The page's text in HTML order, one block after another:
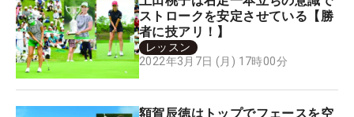
ストロークを安定させている【勝
者に技アリ！】
レッスン
2022年3月7日 (月) 17時00分
額賀辰徳はトップでフェースを空